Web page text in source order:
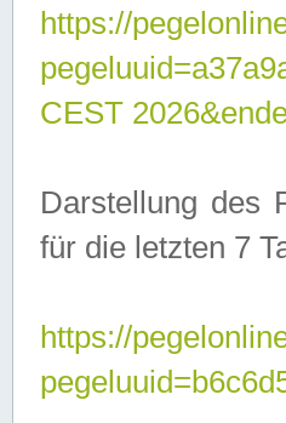
https://
CEST
Darstellung des
für die letzten 7
https://